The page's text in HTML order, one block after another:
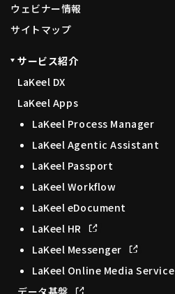
ウェビナー情報
サイトマップ
サービス紹介
LaKeel DX
LaKeel Apps
LaKeel Process Manager
LaKeel Agentic Assistant
LaKeel Passport
LaKeel Workflow
LaKeel eDocument
LaKeel HR
LaKeel Messenger
LaKeel Online Media Service
データ基盤